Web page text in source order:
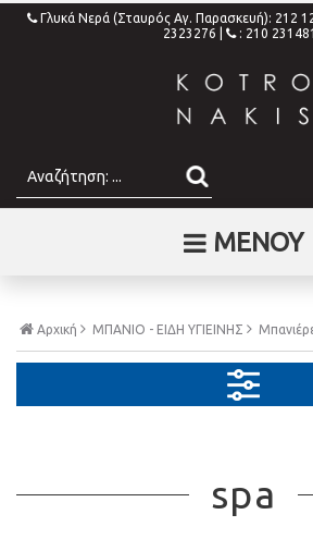
Γλυκά Νερά (Σταυρός Αγ. Παρασκευή): 212
2323276
: 210
ΜΕΝΟΥ
Αρχική ΜΠΑΝΙΟ - ΕΙΔΗ ΥΓΙΕΙΝΗΣ
spa